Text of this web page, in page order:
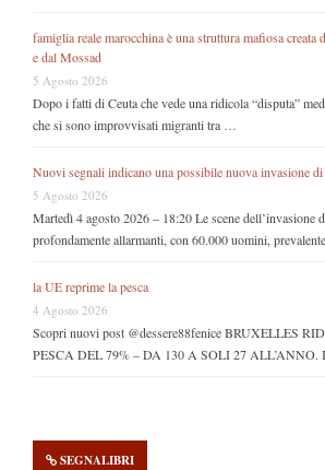
famiglia reale marocchina è una struttura mafiosa
e dal Mossad
5 Agosto 2026
Dopo i fatti di Ceuta che vede una ridicola “disputa”
che si sono improvvisati migranti tra …
Nuovi segnali indicano una possibile nuova invasione
5 Agosto 2026
Martedì 4 agosto 2026 – 18:20 Le scene dell’invasione
profondamente allarmanti, con 60.000 uomini,
la UE reprime la pesca
4 Agosto 2026
Scopri nuovi post @dessere88fenice BRUXELLES
PESCA DEL 79% – DA 130 A SOLI 27 ALL’ANNO.
SEGNALIBRI